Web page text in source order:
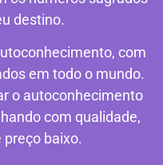
destino.
com
em todo o mundo.
o autoconhecimento
com qualidade,
baixo.